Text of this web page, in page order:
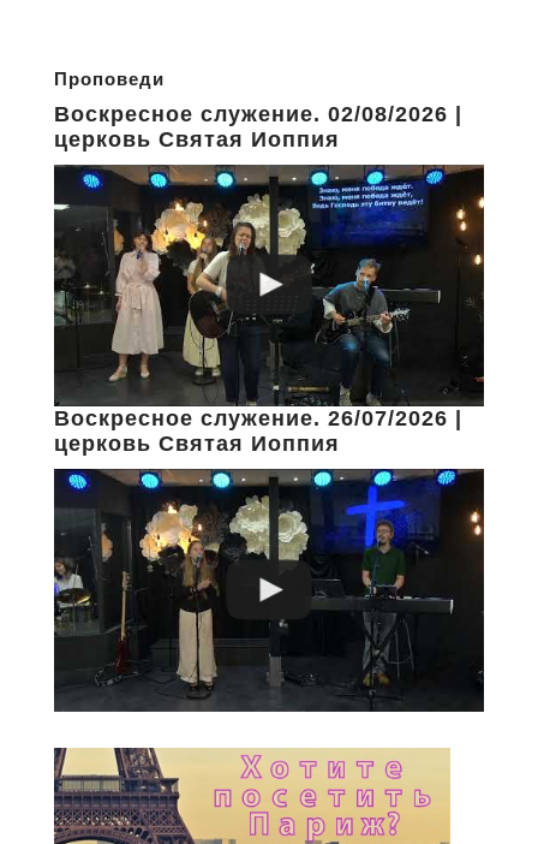
Проповеди
Воскресное служение. 02/08/2026 |
церковь Святая Иоппия
Воскресное служение. 26/07/2026 |
церковь Святая Иоппия